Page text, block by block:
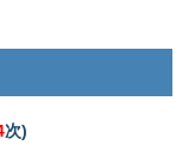
次)